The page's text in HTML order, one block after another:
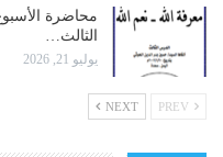
محاضرة
الثالث…
يوليو 21, 2026
NEXT